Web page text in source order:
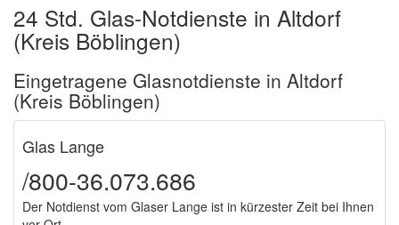
24 Std. Glas-Notdienste in Altdorf
(Kreis Böblingen)
Eingetragene Glasnotdienste in Altdorf
(Kreis Böblingen)
Glas Lange
/800-36.073.686
Der Notdienst vom Glaser Lange ist in kürzester Zeit bei Ihnen